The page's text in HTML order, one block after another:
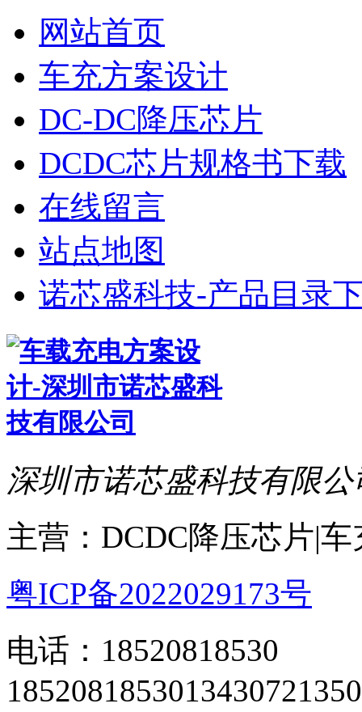
网站首页
车充方案设计
DC-DC降压芯片
DCDC芯片规格书下载
在线留言
站点地图
诺芯盛科技-产品目录
深圳市诺芯盛科技有限公
主营：DCDC降压芯片|
粤ICP备2022029173号
电话：18520818530
1852081853013430721350